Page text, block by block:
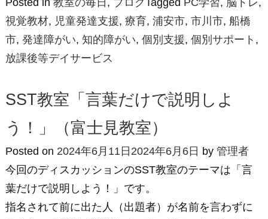
Posted in 教室の毎日 , ブログTagged PC学習, 脳トレ,
視覚教材, 児童発達支援, 療育, 浦安市, 市川市, 船橋
市, 発達障がい, 知的障がい, 個別支援, 個別サポート ,
放課後等デイサービス
SST教室「言葉だけで説明しよ
う！」（富士見教室）
Posted on 2024年6月11日 2024年6月6日 by 管理者
今回のディスカッションのSST教室のテーマは「言
葉だけで説明しよう！」です。
指名されて前に出た人（出題者）が名前を言わずに